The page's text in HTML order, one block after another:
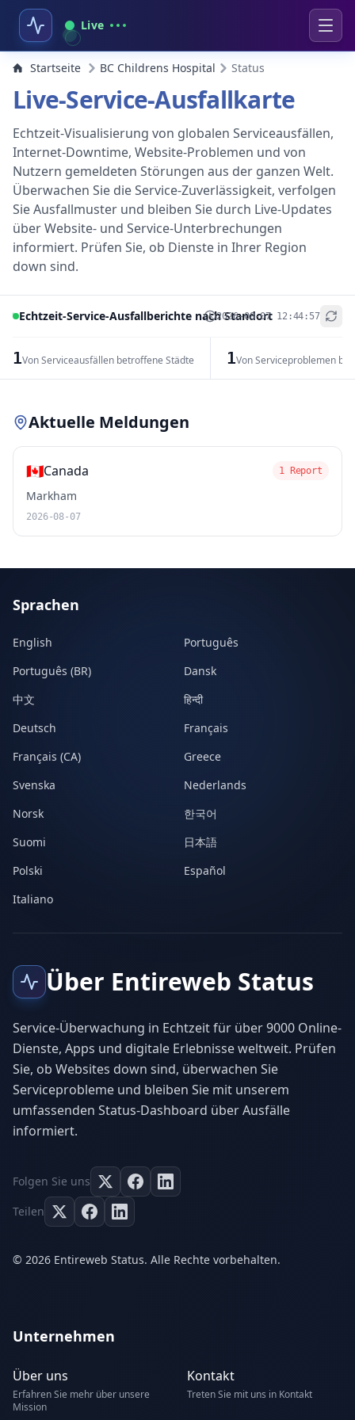
Live
Startseite BC Childrens Hospital Status
Live-Service-Ausfallkarte
Echtzeit-Visualisierung von globalen Serviceausfällen,
Internet-Downtime, Website-Problemen und von
Nutzern gemeldeten Störungen aus der ganzen Welt.
Überwachen Sie die Service-Zuverlässigkeit, verfolgen
Sie Ausfallmuster und bleiben Sie durch Live-Updates
über Website- und Service-Unterbrechungen
informiert. Prüfen Sie, ob Dienste in Ihrer Region
down sind.
Echtzeit-Service-Ausfallberichte nach Standort
2026-08-07 12:44:57
1Von Serviceausfällen betroffene Städte 1Von Serviceproblemen
+
Aktuelle Meldungen
🇨🇦Canada 1 Report
Markham
2026-08-07
Sprachen
English
Português
Português (BR)
Dansk
中文
हिन्दी
Deutsch
Français
Français (CA)
Greece
Svenska
Nederlands
Norsk
한국어
Suomi
日本語
Polski
Español
Italiano
Über Entireweb Status
Service-Überwachung in Echtzeit für über 9000 Online-
Dienste, Apps und digitale Erlebnisse weltweit. Prüfen
Sie, ob Websites down sind, überwachen Sie
Serviceprobleme und bleiben Sie mit unserem
umfassenden Status-Dashboard über Ausfälle
informiert.
Folgen Sie uns
Teilen
© 2026 Entireweb Status. Alle Rechte vorbehalten.
Unternehmen
Über uns
Erfahren Sie mehr über unsere
Mission
Kontakt
Treten Sie mit uns in Kontakt